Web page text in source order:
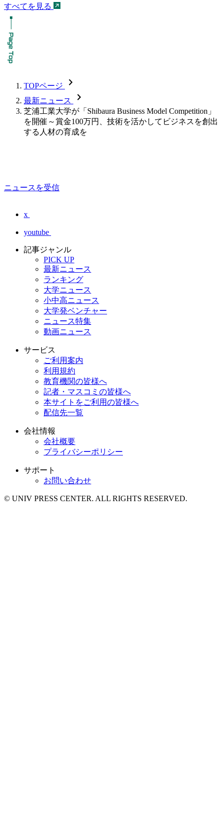
すべてを見る
TOPページ chevron_forward
最新ニュース chevron_forward
芝浦工業大学が「Shibaura Business Model Competition」
を開催～賞金100万円、技術を活かしてビジネスを創出
する人材の育成を
ニュースを受信
x
youtube
記事ジャンル
PICK UP
最新ニュース
ランキング
大学ニュース
小中高ニュース
大学発ベンチャー
ニュース特集
動画ニュース
サービス
ご利用案内
利用規約
教育機関の皆様へ
記者・マスコミの皆様へ
本サイトをご利用の皆様へ
配信先一覧
会社情報
会社概要
プライバシーポリシー
サポート
お問い合わせ
© UNIV PRESS CENTER. ALL RIGHTS RESERVED.